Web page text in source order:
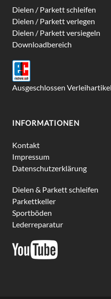
Dielen / Parkett schleifen
Dielen / Parkett verlegen
Dielen / Parkett versiegeln
Downloadbereich
Ausgeschlossen Verleihartikel
INFORMATIONEN
Kontakt
Impressum
Datenschutzerklärung
Dielen & Parkett schleifen
Parkettkeller
Sportböden
Lederreparatur